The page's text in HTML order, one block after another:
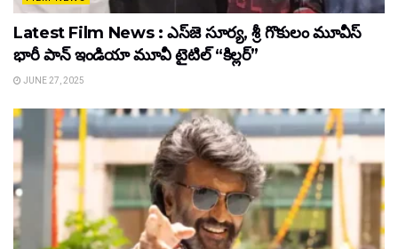
Latest Film News : ఎస్‌జె సూర్య, శ్రీ గొకులం మూవీస్‌
భారీ పాన్‌ ఇండియా మూవీ టైటిల్ “కిల్లర్”
JUNE 27, 2025